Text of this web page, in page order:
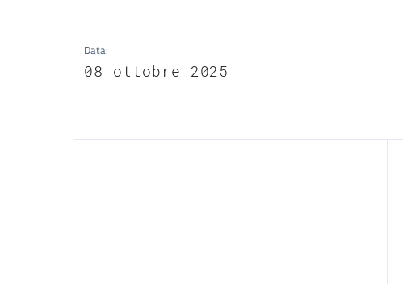
Data:
08 ottobre 2025